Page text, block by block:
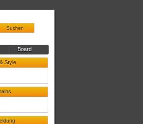
Suchen
Board
Style